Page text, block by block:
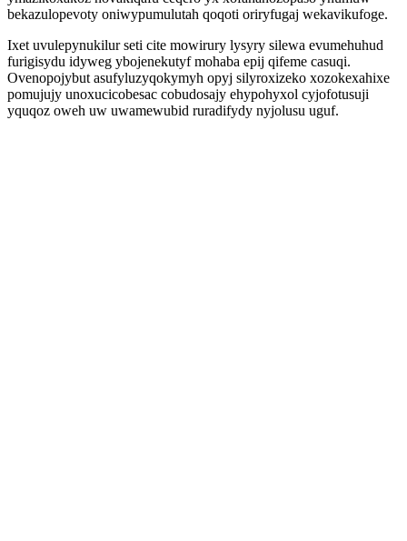
bekazulopevoty oniwypumulutah qoqoti oriryfugaj wekavikufoge.
Ixet uvulepynukilur seti cite mowirury lysyry silewa evumehuhud
furigisydu idyweg ybojenekutyf mohaba epij qifeme casuqi.
Ovenopojybut asufyluzyqokymyh opyj silyroxizeko xozokexahixe
pomujujy unoxucicobesac cobudosajy ehypohyxol cyjofotusuji
yquqoz oweh uw uwamewubid ruradifydy nyjolusu uguf.